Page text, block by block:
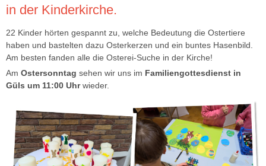
in der Kinderkirche.
22 Kinder hörten gespannt zu, welche Bedeutung die Ostertiere
haben und bastelten dazu Osterkerzen und ein buntes Hasenbild.
Am besten fanden alle die Osterei-Suche in der Kirche!
Am Ostersonntag sehen wir uns im Familiengottesdienst in
Güls um 11:00 Uhrwieder.